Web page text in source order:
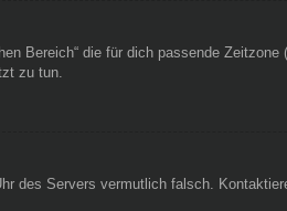
Bereich“ die für dich passende
zu tun.
Servers vermutlich falsch.